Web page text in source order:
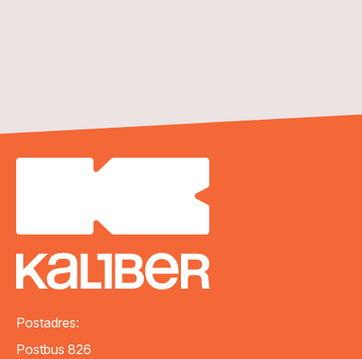
Postadres:
Postbus 826